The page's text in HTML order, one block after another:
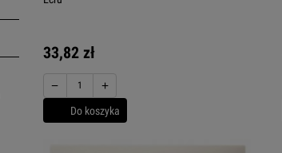
33,82 zł
− +
Do koszyka